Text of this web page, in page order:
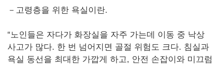
－고령층을 위한 욕실이란.
“노인들은 자다가 화장실을 자주 가는데 이동 중 낙상
사고가 많다. 한 번 넘어지면 골절 위험도 크다. 침실과
욕실 동선을 최대한 가깝게 하고, 안전 손잡이와 미끄럼